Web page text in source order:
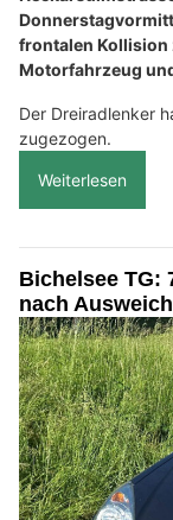
frontalen Kollision
Motorfahrzeug
Der Dreiradlenker
zugezogen.
Weiterlesen
Bichelsee TG:
nach